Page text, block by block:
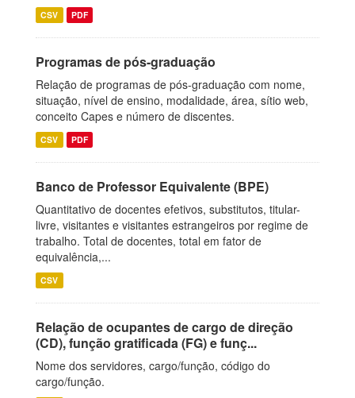
CSV PDF
Programas de pós-graduação
Relação de programas de pós-graduação com nome,
situação, nível de ensino, modalidade, área, sítio web,
conceito Capes e número de discentes.
CSV PDF
Banco de Professor Equivalente (BPE)
Quantitativo de docentes efetivos, substitutos, titular-
livre, visitantes e visitantes estrangeiros por regime de
trabalho. Total de docentes, total em fator de
equivalência,...
CSV
Relação de ocupantes de cargo de direção
(CD), função gratificada (FG) e funç...
Nome dos servidores, cargo/função, código do
cargo/função.